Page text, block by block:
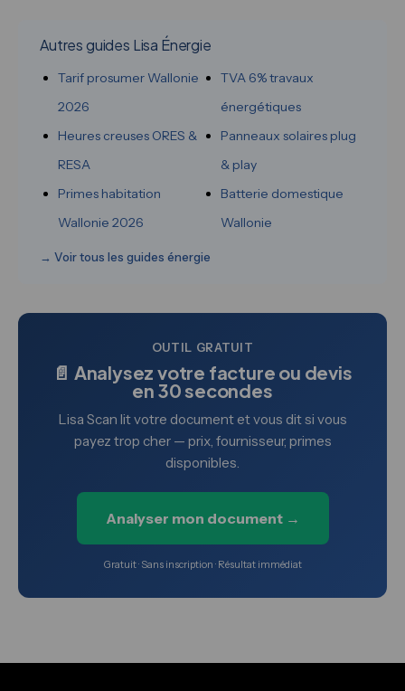
Autres guides Lisa Énergie
Tarif prosumer Wallonie
2026
Heures creuses ORES &
RESA
Primes habitation
Wallonie 2026
TVA 6% travaux
énergétiques
Panneaux solaires plug
& play
Batterie domestique
Wallonie
→ Voir tous les guides énergie
OUTIL GRATUIT
📄 Analysez votre facture ou devis
en 30 secondes
Lisa Scan lit votre document et vous dit si vous
payez trop cher — prix, fournisseur, primes
disponibles.
Analyser mon document →
Gratuit · Sans inscription · Résultat immédiat